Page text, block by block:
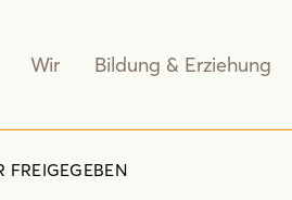
Wir Bildung & Erziehung
FREIGEGEBEN